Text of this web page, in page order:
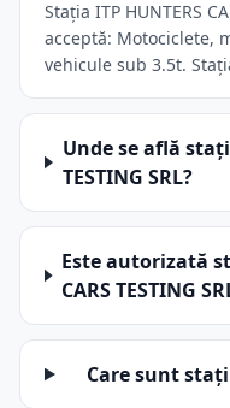
Stația ITP HUNTERS
acceptă: Motociclete,
vehicule sub 3.5t.
Unde se află
TESTING SRL?
Este autorizată
CARS TESTING
Care sunt